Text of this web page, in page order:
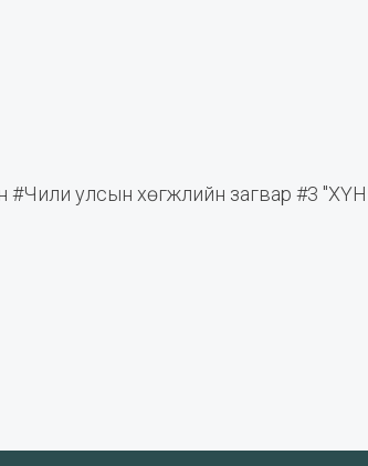
#Чили улсын хөгжлийн загвар #3 "ХҮН